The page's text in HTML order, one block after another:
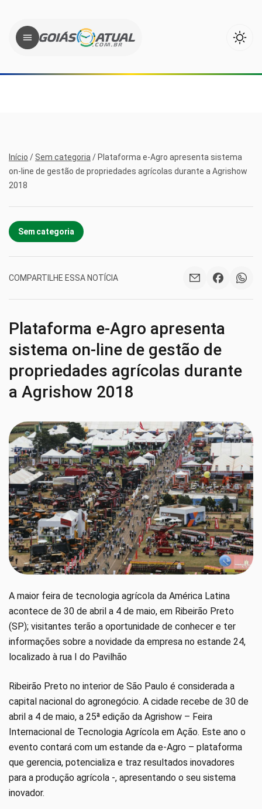
Início / Sem categoria / Plataforma e-Agro apresenta sistema
on-line de gestão de propriedades agrícolas durante a Agrishow
2018
Sem categoria
COMPARTILHE ESSA NOTÍCIA
Plataforma e-Agro apresenta
sistema on-line de gestão de
propriedades agrícolas durante
a Agrishow 2018
A maior feira de tecnologia agrícola da América Latina
acontece de 30 de abril a 4 de maio, em Ribeirão Preto
(SP); visitantes terão a oportunidade de conhecer e ter
informações sobre a novidade da empresa no estande 24,
localizado à rua I do Pavilhão
Ribeirão Preto no interior de São Paulo é considerada a
capital nacional do agronegócio. A cidade recebe de 30 de
abril a 4 de maio, a 25ª edição da Agrishow – Feira
Internacional de Tecnologia Agrícola em Ação. Este ano o
evento contará com um estande da e-Agro – plataforma
que gerencia, potencializa e traz resultados inovadores
para a produção agrícola -, apresentando o seu sistema
inovador.